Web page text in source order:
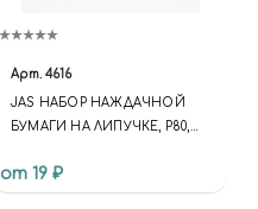
Арт. 4616
JAS НАБОР НАЖДАЧНОЙ
БУМАГИ НА ЛИПУЧКЕ, P80,
от 19 ₽